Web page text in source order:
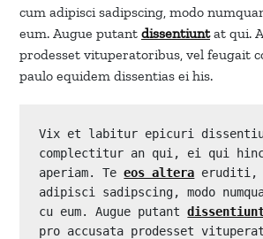
cum adipisci sadipscing, modo
eum. Augue putant dissentiuntat qui.
prodesset vituperatoribus, vel feugait
paulo equidem dissentias ei his.
Vix et labitur epicuri
complectitur an qui, ei qui
aperiam. Te eos altera eruditi,
adipisci sadipscing, modo
cu eum. Augue putant
pro accusata prodesset